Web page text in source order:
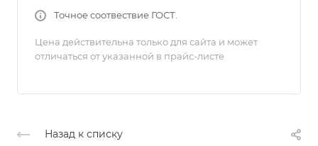
Точное соотвествие ГОСТ.
Цена действительна только для сайта и может
отличаться от указанной в прайс-листе
Назад к списку